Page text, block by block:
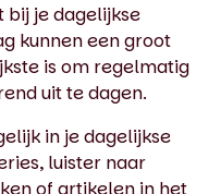
bij je dagelijkse
kunnen een groot
is om regelmatig
uit te dagen.
in je dagelijkse
luister naar
of artikelen in het